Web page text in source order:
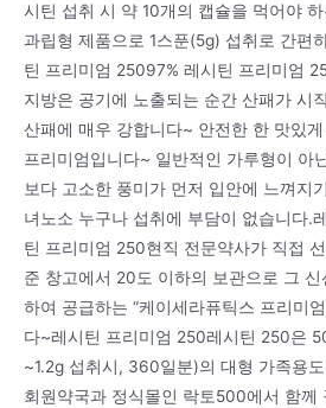
시틴 섭취 시 약 10개의 캡슐을 먹어야
과립형 제품으로 1스푼(5g) 섭취로 간편
틴 프리미엄 25097% 레시틴 프리미엄
지방은 공기에 노출되는 순간 산패가 시
산패에 매우 강합니다~ 안전한 한 맛있
프리미엄입니다~ 일반적인 가루형이 아
보다 고소한 풍미가 먼저 입안에 느껴지
녀노소 누구나 섭취에 부담이 없습니다.
틴 프리미엄 250현직 전문약사가 직접
준 창고에서 20도 이하의 보관으로 그
하여 공급하는 “케이세라퓨틱스 프리미
다~레시틴 프리미엄 250레시틴 250은
~1.2g 섭취시, 360일분)의 대형 가족용
회원약국과 정식몰인 락토500에서 함께